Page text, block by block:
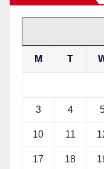
M T
3 4
10 11
17 18